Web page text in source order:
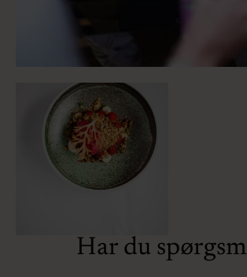
Har du